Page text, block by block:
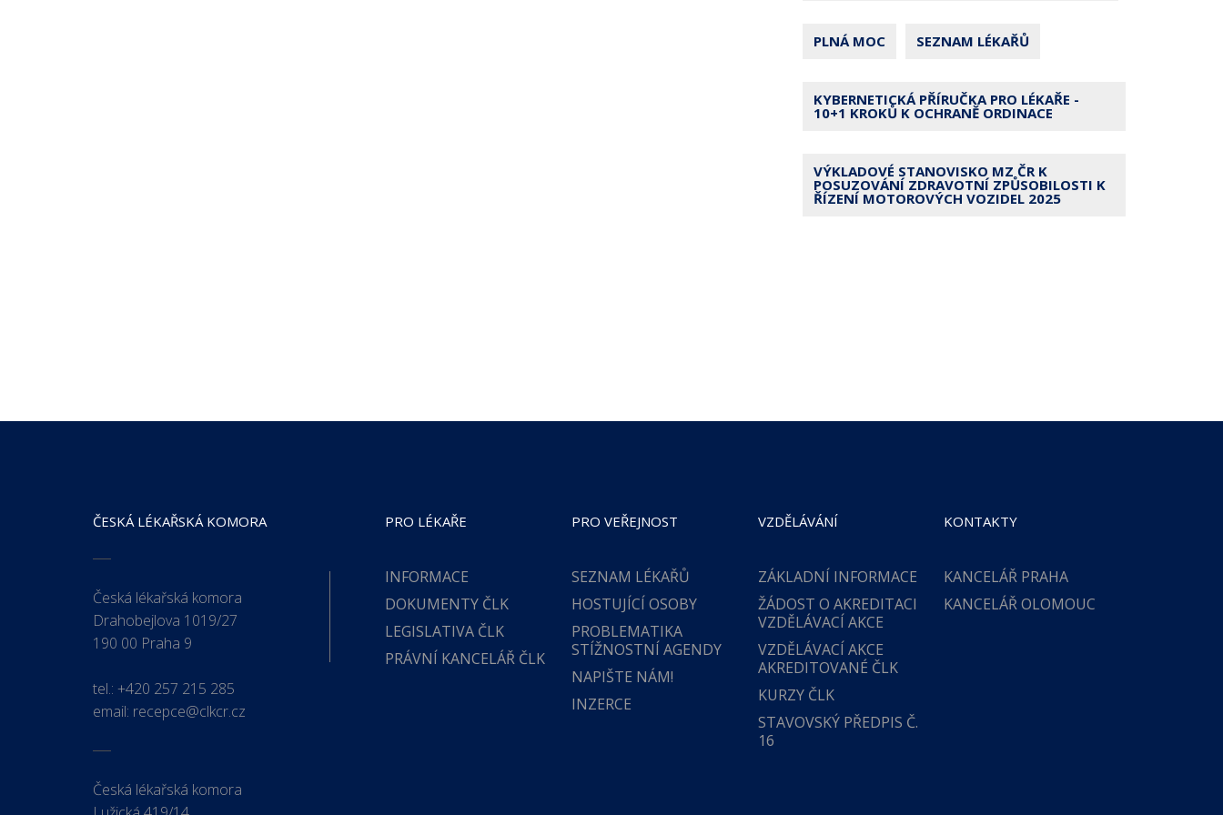
PLNÁ MOC SEZNAM LÉKAŘŮ
KYBERNETICKÁ PŘÍRUČKA PRO LÉKAŘE -
10+1 KROKŮ K OCHRANĚ ORDINACE
VÝKLADOVÉ STANOVISKO MZ ČR K
POSUZOVÁNÍ ZDRAVOTNÍ ZPŮSOBILOSTI K
ŘÍZENÍ MOTOROVÝCH VOZIDEL 2025
ČESKÁ LÉKAŘSKÁ KOMORA
Česká lékařská komora
Drahobejlova 1019/27
190 00 Praha 9
tel.: +420 257 215 285
email: recepce@clkcr.cz
Česká lékařská komora
PRO LÉKAŘE
INFORMACE
DOKUMENTY ČLK
LEGISLATIVA ČLK
PRÁVNÍ KANCELÁŘ ČLK
PRO VEŘEJNOST
SEZNAM LÉKAŘŮ
HOSTUJÍCÍ OSOBY
PROBLEMATIKA
STÍŽNOSTNÍ AGENDY
NAPIŠTE NÁM!
INZERCE
VZDĚLÁVÁNÍ
ZÁKLADNÍ INFORMACE
ŽÁDOST O AKREDITACI
VZDĚLÁVACÍ AKCE
VZDĚLÁVACÍ AKCE
AKREDITOVANÉ ČLK
KURZY ČLK
STAVOVSKÝ PŘEDPIS Č.
16
KONTAKTY
KANCELÁŘ PRAHA
KANCELÁŘ OLOMOUC